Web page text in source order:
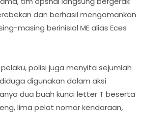
dan berhasil mengamankan
masing berinisial ME alias Eces
polisi juga menyita sejumlah
digunakan dalam aksi
dua buah kunci letter T beserta
lima pelat nomor kendaraan,